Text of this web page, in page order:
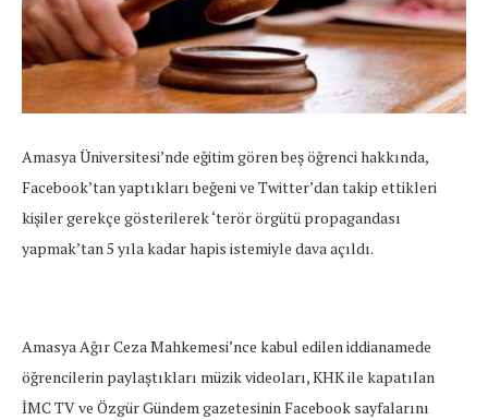
Amasya Üniversitesi’nde eğitim gören beş öğrenci hakkında,
Facebook’tan yaptıkları beğeni ve Twitter’dan takip ettikleri
kişiler gerekçe gösterilerek ‘terör örgütü propagandası
yapmak’tan 5 yıla kadar hapis istemiyle dava açıldı.
Amasya Ağır Ceza Mahkemesi’nce kabul edilen iddianamede
öğrencilerin paylaştıkları müzik videoları, KHK ile kapatılan
İMC TV ve Özgür Gündem gazetesinin Facebook sayfalarını